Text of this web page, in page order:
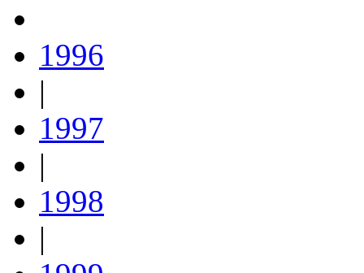
1996
|
1997
|
1998
|